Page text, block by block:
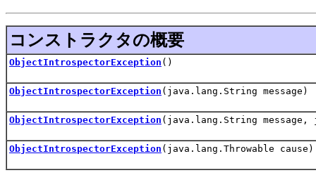
コンストラクタの概要
ObjectIntrospectorException ()
ObjectIntrospectorException (java.lang.String message)
ObjectIntrospectorException (java.lang.String message,
ObjectIntrospectorException (java.lang.Throwable cause)